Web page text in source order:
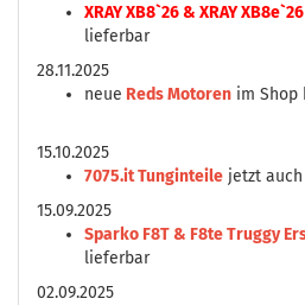
XRAY XB8`26 & XRAY XB8e`26
lieferbar
28.11.2025
neue Reds Motoren im Shop
15.10.2025
7075.it Tunginteile jetzt
15.09.2025
Sparko F8T & F8te Truggy
lieferbar
02.09.2025